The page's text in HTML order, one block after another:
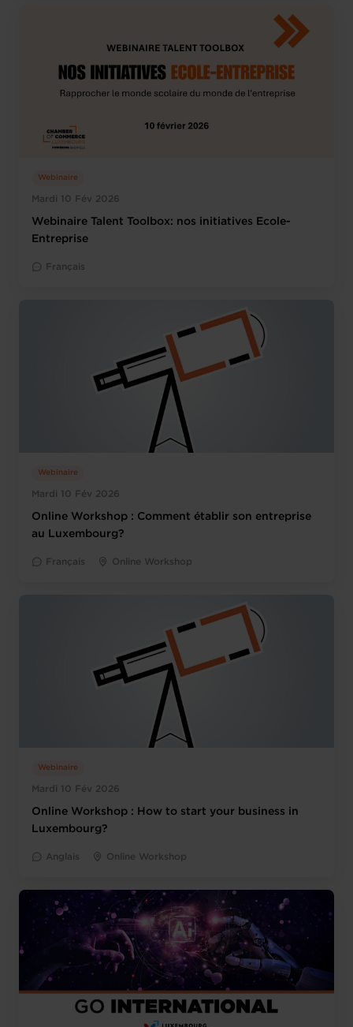
Mardi 10 Fév 2026
Webinaire
Webinaire Talent Toolbox: nos initiatives Ecole-
Entreprise
Français
Mardi 10 Fév 2026
Webinaire
Online Workshop : Comment établir son entreprise
au Luxembourg?
Français Online Workshop
Mardi 10 Fév 2026
Webinaire
Online Workshop : How to start your business in
Luxembourg?
Anglais Online Workshop